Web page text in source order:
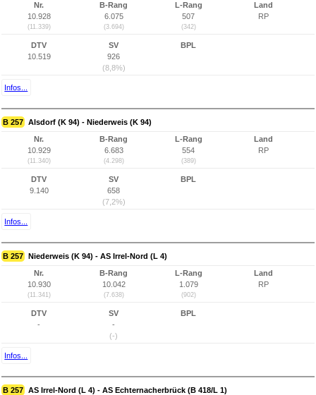
Nr.
10.928
(11.339)
B-Rang
6.075
(3.694)
L-Rang
507
(342)
Land
RP
DTV
10.519
SV
926
(8,8%)
BPL
Infos...
B 257 Alsdorf (K 94) - Niederweis (K 94)
Nr.
10.929
(11.340)
B-Rang
6.683
(4.298)
L-Rang
554
(389)
Land
RP
DTV
9.140
SV
658
(7,2%)
BPL
Infos...
B 257 Niederweis (K 94) - AS Irrel-Nord (L 4)
Nr.
10.930
(11.341)
B-Rang
10.042
(7.638)
L-Rang
1.079
(902)
Land
RP
DTV
-
SV
-
(-)
BPL
Infos...
B 257 AS Irrel-Nord (L 4) - AS Echternacherbrück (B 418/L 1)